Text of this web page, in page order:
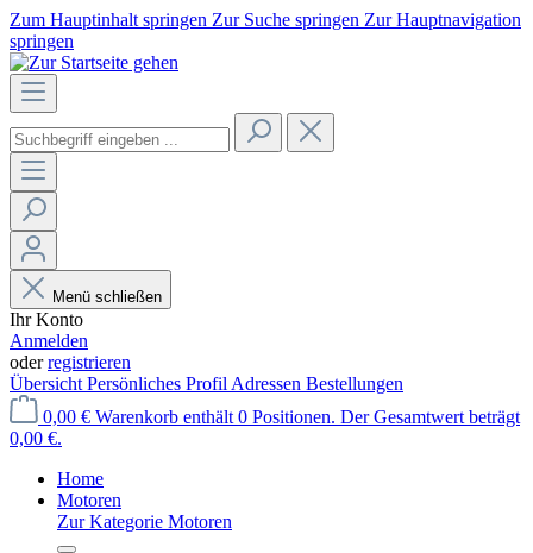
Zum Hauptinhalt springen Zur Suche springen Zur Hauptnavigation
springen
Menü schließen
Ihr Konto
Anmelden
oderregistrieren
Übersicht Persönliches Profil Adressen Bestellungen
0,00 € Warenkorb enthält 0 Positionen. Der Gesamtwert beträgt
0,00 €.
Home
Motoren
Zur Kategorie Motoren